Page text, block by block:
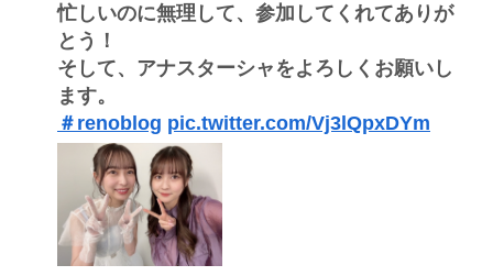
忙しいのに無理して、参加してくれてありが
とう！
そして、アナスターシャをよろしくお願いし
ます。
＃renoblog pic.twitter.com/Vj3lQpxDYm